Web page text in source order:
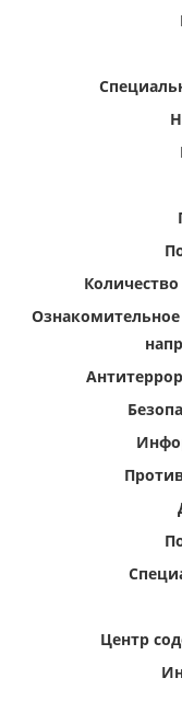
Центр